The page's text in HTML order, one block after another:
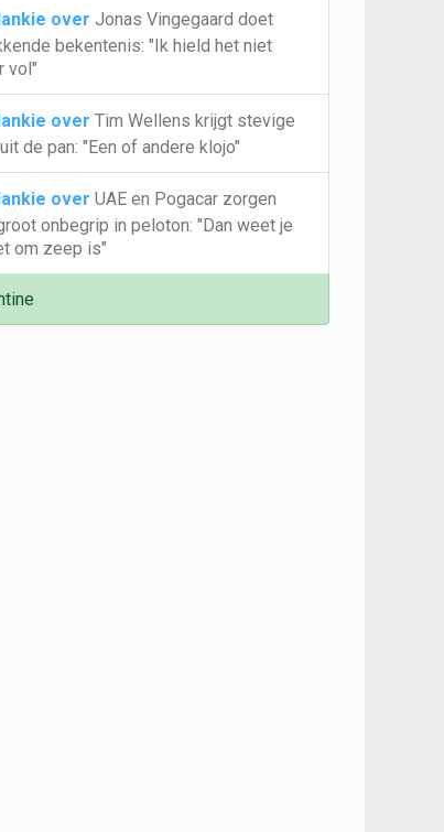
over Jonas Vingegaard doet
bekentenis: "Ik hield het niet
vol"
over Tim Wellens krijgt stevige
de pan: "Een of andere klojo"
over UAE en Pogacar zorgen
onbegrip in peloton: "Dan weet je
om zeep is"